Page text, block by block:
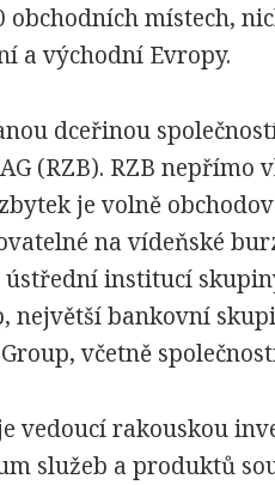
místech,
a východní Evropy.
dceřinou
(RZB). RZB nepřímo
je volně
na vídeňské
ústřední institucí
největší bankovní
včetně
vedoucí rakouskou
služeb a produktů